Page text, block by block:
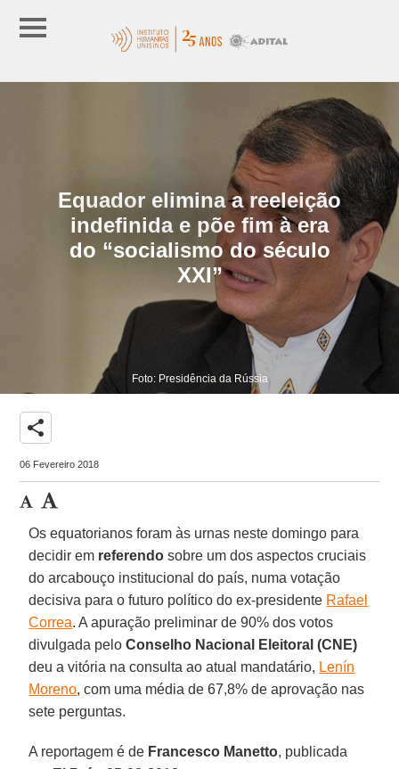
Equador elimina a reeleição
indefinida e põe fim à era
do “socialismo do século
XXI”
Foto: Presidência da Rússia
share
06 Fevereiro 2018
Os equatorianos foram às urnas neste domingo para
decidir em referendo sobre um dos aspectos cruciais
do arcabouço institucional do país, numa votação
decisiva para o futuro político do ex-presidente Rafael
Correa. A apuração preliminar de 90% dos votos
divulgada peloConselho Nacional Eleitoral (CNE)
deu a vitória na consulta ao atual mandatário, Lenín
Moreno, com uma média de 67,8% de aprovação nas
sete perguntas.
A reportagem é de Francesco Manetto, publicada